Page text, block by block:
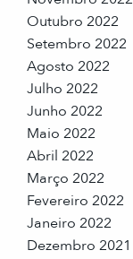
Outubro 2022
Setembro 2022
Agosto 2022
Julho 2022
Junho 2022
Maio 2022
Abril 2022
Março 2022
Fevereiro 2022
Janeiro 2022
Dezembro 2021